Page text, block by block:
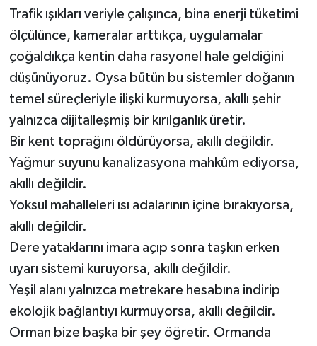
Trafik ışıkları veriyle çalışınca, bina enerji tüketimi
ölçülünce, kameralar arttıkça, uygulamalar
çoğaldıkça kentin daha rasyonel hale geldiğini
düşünüyoruz. Oysa bütün bu sistemler doğanın
temel süreçleriyle ilişki kurmuyorsa, akıllı şehir
yalnızca dijitalleşmiş bir kırılganlık üretir.
Bir kent toprağını öldürüyorsa, akıllı değildir.
Yağmur suyunu kanalizasyona mahkûm ediyorsa,
akıllı değildir.
Yoksul mahalleleri ısı adalarının içine bırakıyorsa,
akıllı değildir.
Dere yataklarını imara açıp sonra taşkın erken
uyarı sistemi kuruyorsa, akıllı değildir.
Yeşil alanı yalnızca metrekare hesabına indirip
ekolojik bağlantıyı kurmuyorsa, akıllı değildir.
Orman bize başka bir şey öğretir. Ormanda